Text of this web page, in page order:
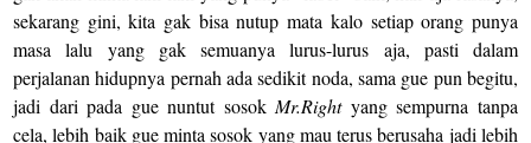
sekarang gini, kita gak bisa nutup mata kalo setiap orang punya
masa lalu yang gak semuanya lurus-lurus aja, pasti dalam
perjalanan hidupnya pernah ada sedikit noda, sama gue pun begitu,
jadi dari pada gue nuntut sosok Mr.Rightyang sempurna tanpa
cela, lebih baik gue minta sosok yang mau terus berusaha jadi lebih